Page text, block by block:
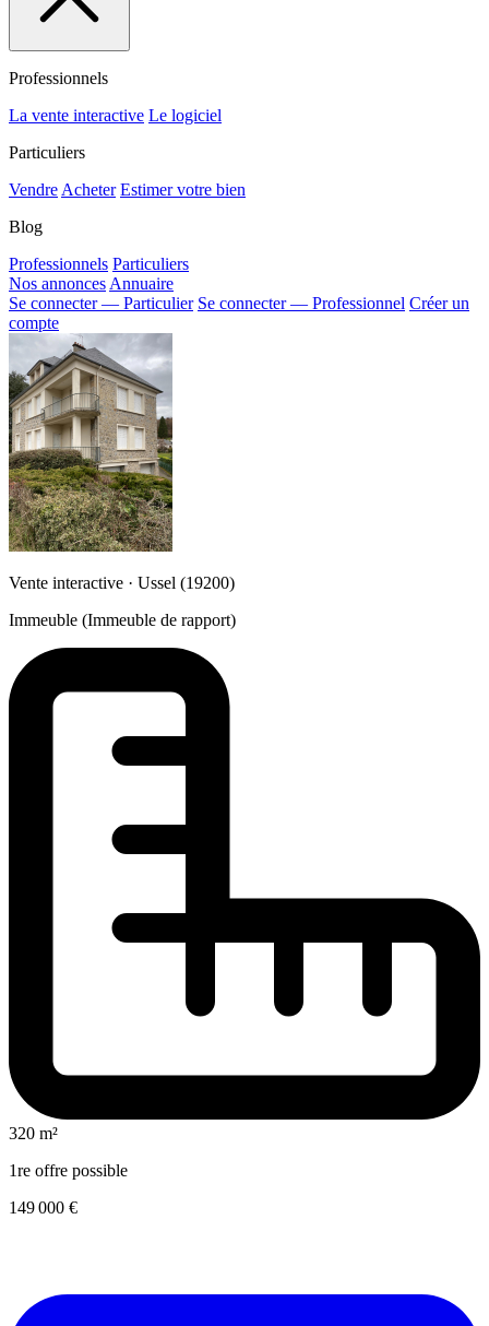
Professionnels
La vente interactive Le logiciel
Particuliers
Vendre Acheter Estimer votre bien
Blog
Professionnels Particuliers
Nos annonces Annuaire
Se connecter — Particulier Se connecter — Professionnel Créer un
compte
Vente interactive · Ussel (19200)
Immeuble (Immeuble de rapport)
320 m²
1re offre possible
149 000 €